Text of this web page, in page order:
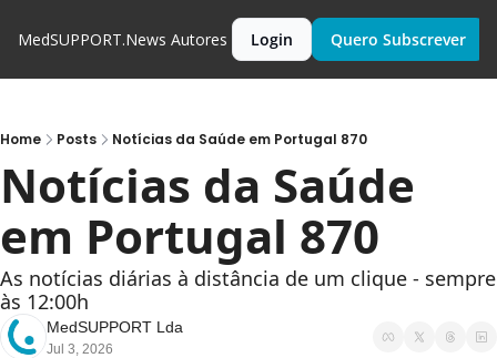
MedSUPPORT.News Autores Login Quero Subscrever
Home Posts Notícias da Saúde em Portugal 870
Notícias da Saúde
em Portugal 870
As notícias diárias à distância de um clique - sempre
às 12:00h
MedSUPPORT Lda
Jul 3, 2026